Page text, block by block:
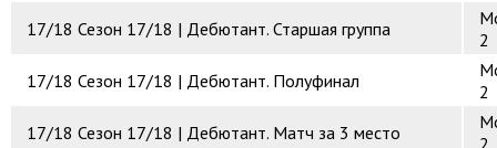
17/18 Сезон 17/18 | Дебютант. Старшая группа
2
17/18 Сезон 17/18 | Дебютант. Полуфинал
2
17/18 Сезон 17/18 | Дебютант. Матч за 3 место
2